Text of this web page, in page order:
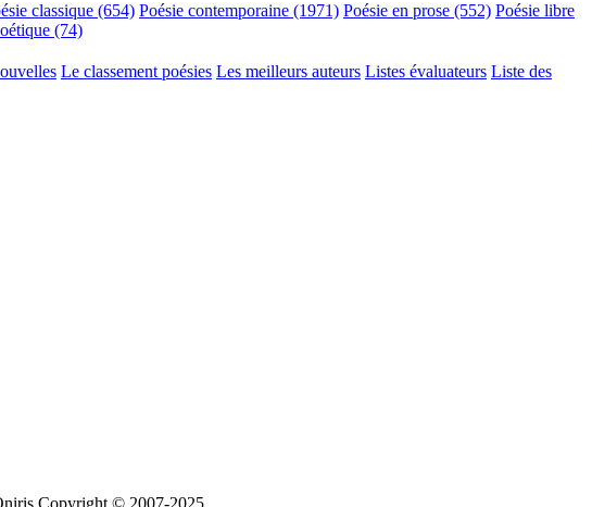
classique (654) Poésie contemporaine (1971) Poésie en prose (552) Poésie libre
(74)
Le classement poésies Les meilleurs auteurs Listes évaluateurs Liste des
Copyright © 2007-2025